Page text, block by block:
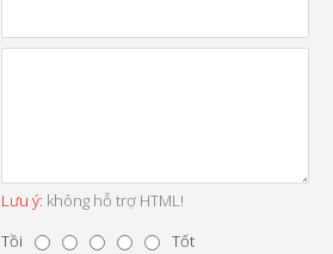
Lưu ý: không hỗ trợ HTML!
Tồi Tốt